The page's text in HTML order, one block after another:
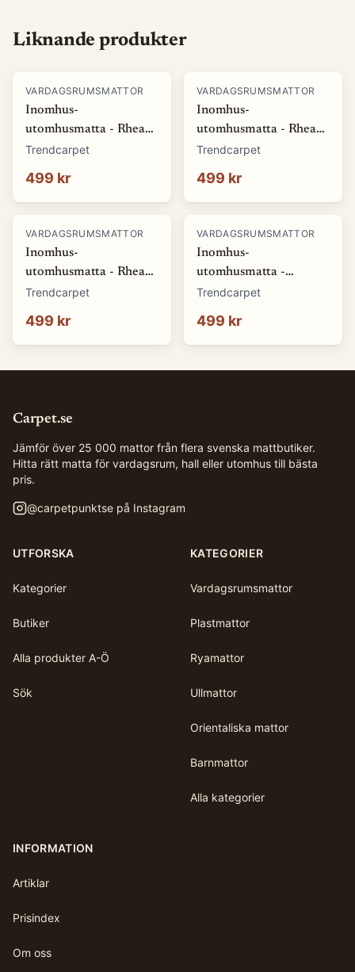
Liknande produkter
VARDAGSRUMSMATTOR
Inomhus-
utomhusmatta - Rhea
(vit) (Storlek: 80 x 150
Trendcarpet
499 kr
VARDAGSRUMSMATTOR
Inomhus-
utomhusmatta - Rhea
(beige) (Storlek: 80 x
Trendcarpet
499 kr
VARDAGSRUMSMATTOR
Inomhus-
utomhusmatta - Rhea
(natur) (Storlek: 80 x
Trendcarpet
499 kr
VARDAGSRUMSMATTOR
Inomhus-
utomhusmatta -
Somerville (blå)
Trendcarpet
499 kr
Carpet.se
Jämför över 25 000 mattor från flera svenska mattbutiker.
Hitta rätt matta för vardagsrum, hall eller utomhus till bästa
pris.
@carpetpunktse på Instagram
UTFORSKA
Kategorier
Butiker
Alla produkter A-Ö
Sök
KATEGORIER
Vardagsrumsmattor
Plastmattor
Ryamattor
Ullmattor
Orientaliska mattor
Barnmattor
Alla kategorier
INFORMATION
Artiklar
Prisindex
Om oss